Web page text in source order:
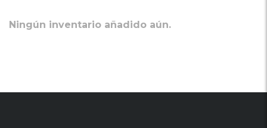
Ningún inventario añadido aún.